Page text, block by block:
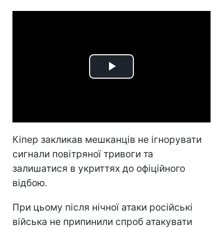
Play
Кіпер закликав мешканців не ігнорувати
сигнали повітряної тривоги та
залишатися в укриттях до офіційного
відбою.
При цьому після нічної атаки російські
війська не припинили спроб атакувати